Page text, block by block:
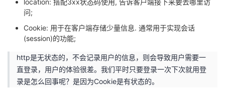
location: 搭配3xx状态码使用, 告诉客户端接下来要去哪里访
问;
Cookie: 用于在客户端存储少量信息. 通常用于实现会话
(session)的功能;
http是无状态的，不会记录用户的信息，则会导致用户需要一
直登录，用户的体验很差。我们平时只要登录一次下次就用登
录是怎么回事呢？是因为Cookie是有状态的。